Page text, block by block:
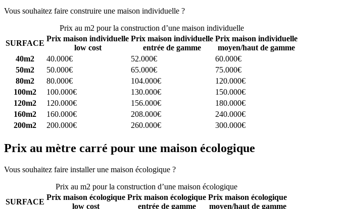
Vous souhaitez faire construire une maison individuelle ?
Prix au m2 pour la construction d’une maison individuelle
SURFACE
Prix maison individuelle
low cost
Prix maison individuelle
entrée de gamme
Prix maison individuelle
moyen/haut de gamme
40m2
40.000€ 52.000€
60.000€
50m2
50.000€ 65.000€
75.000€
80m2
80.000€ 104.000€
120.000€
100m2
100.000€ 130.000€
150.000€
120m2
120.000€ 156.000€
180.000€
160m2
160.000€ 208.000€
240.000€
200m2
200.000€ 260.000€ 300.000€
Prix au mètre carré pour une maison écologique
Vous souhaitez faire installer une maison écologique ?
Prix au m2 pour la construction d’une maison écologique
SURFACE
Prix maison écologique
low cost
Prix maison écologique
entrée de gamme
Prix maison écologique
moyen/haut de gamme